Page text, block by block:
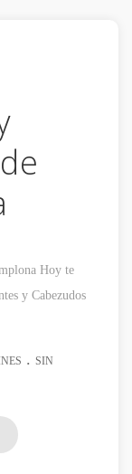
Hoy te
y Cabezudos
. SIN